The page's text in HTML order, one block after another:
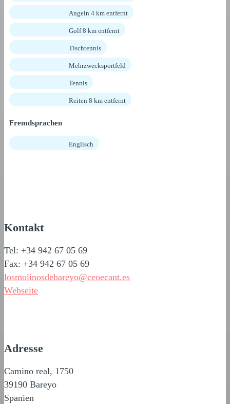
Angeln 4 km entfernt
Golf 8 km entfernt
Tischtennis
Mehrzwecksportfeld
Tennis
Reiten 8 km entfernt
Fremdsprachen
Englisch
Kontakt
Tel: +34 942 67 05 69
Fax: +34 942 67 05 69
losmolinosdebareyo@ceoecant.es
Webseite
Adresse
Camino real, 1750
39190 Bareyo
Spanien